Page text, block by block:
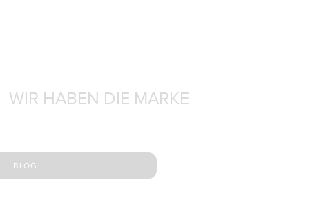
BLOG
WIR HABEN DIE MARKE